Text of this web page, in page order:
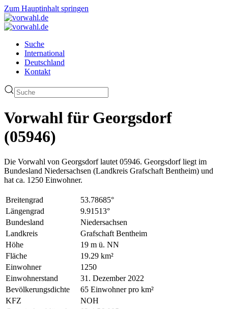
Zum Hauptinhalt springen
Suche
International
Deutschland
Kontakt
Vorwahl für Georgsdorf
(05946)
Die Vorwahl von Georgsdorf lautet 05946. Georgsdorf liegt im
Bundesland Niedersachsen (Landkreis Grafschaft Bentheim) und
hat ca. 1250 Einwohner.
Breitengrad
53.78685°
Längengrad
9.91513°
Bundesland
Niedersachsen
Landkreis
Grafschaft Bentheim
Höhe
19 m ü. NN
Fläche
19.29 km²
Einwohner
1250
Einwohnerstand
31. Dezember 2022
Bevölkerungsdichte
65 Einwohner pro km²
KFZ
NOH